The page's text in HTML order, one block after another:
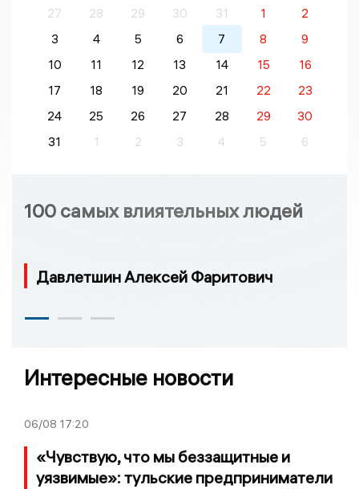
27
28 29 30 31 1
2
3
4 5 6 7 8
9
10
11 12 13 14 15
16
17
18 19 20 21 22
23
24
25 26 27 28 29
30
31
1 2 3 4 5 6
100 самых влиятельных людей
Давлетшин Алексей Фаритович
Интересные новости
06/08 17:20
«Чувствую, что мы беззащитные и
уязвимые»: тульские предприниматели